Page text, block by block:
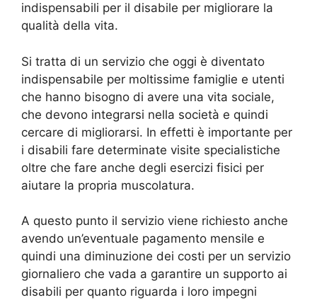
indispensabili per il disabile per migliorare la
qualità della vita.
Si tratta di un servizio che oggi è diventato
indispensabile per moltissime famiglie e utenti
che hanno bisogno di avere una vita sociale,
che devono integrarsi nella società e quindi
cercare di migliorarsi. In effetti è importante per
i disabili fare determinate visite specialistiche
oltre che fare anche degli esercizi fisici per
aiutare la propria muscolatura.
A questo punto il servizio viene richiesto anche
avendo un’eventuale pagamento mensile e
quindi una diminuzione dei costi per un servizio
giornaliero che vada a garantire un supporto ai
disabili per quanto riguarda i loro impegni